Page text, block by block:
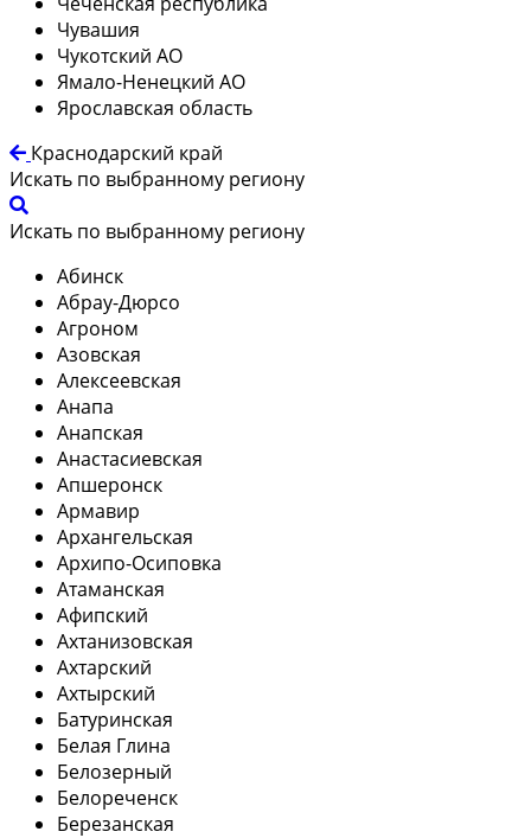
Чувашия
Чукотский АО
Ямало-Ненецкий АО
Ярославская область
Краснодарский край
Искать по выбранному региону
Искать по выбранному региону
Абинск
Абрау-Дюрсо
Агроном
Азовская
Алексеевская
Анапа
Анапская
Анастасиевская
Апшеронск
Армавир
Архангельская
Архипо-Осиповка
Атаманская
Афипский
Ахтанизовская
Ахтарский
Ахтырский
Батуринская
Белая Глина
Белозерный
Белореченск
Березанская